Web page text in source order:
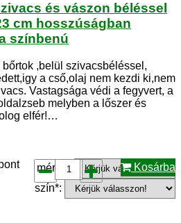
és vászon béléssel
cm hosszúságban
színbenú
,belül szivacsbéléssel,
a cső,olaj nem kezdi ki,nem
Vastagsága védi a fegyvert, a
melyben a lőszer és
elfér!…
méret*:
szín*:
Kosárba